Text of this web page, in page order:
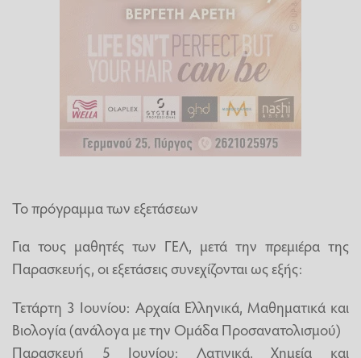
Το πρόγραμμα των εξετάσεων
Για τους μαθητές των ΓΕΛ, μετά την πρεμιέρα της
Παρασκευής, οι εξετάσεις συνεχίζονται ως εξής:
Τετάρτη 3 Ιουνίου: Αρχαία Ελληνικά, Μαθηματικά και
Βιολογία (ανάλογα με την Ομάδα Προσανατολισμού)
Παρασκευή 5 Ιουνίου: Λατινικά, Χημεία και